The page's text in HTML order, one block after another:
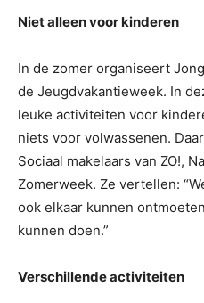
Niet alleen voor kinderen
In de zomer organiseert
de Jeugdvakantieweek. In
leuke activiteiten voor
niets voor volwassenen.
Sociaal makelaars van ZO!,
Zomerweek. Ze vertellen:
ook elkaar kunnen
kunnen doen.”
Verschillende activiteiten